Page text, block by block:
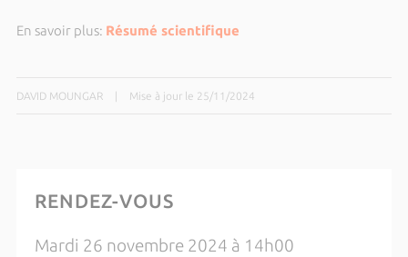
En savoir plus: Résumé scientifique
DAVID MOUNGAR Mise à jour le 25/11/2024
RENDEZ-VOUS
Mardi 26 novembre 2024 à 14h00